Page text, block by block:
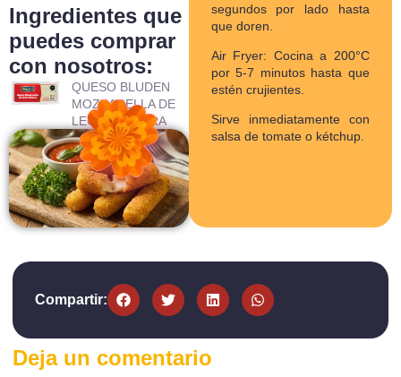
Ingredientes que
puedes comprar
con nosotros:
QUESO BLUDEN
MOZZARELLA DE
LECHE ENTERA
2.75 kg
segundos por lado hasta
que doren.
Air Fryer: Cocina a 200°C
por 5-7 minutos hasta que
estén crujientes.
Sirve inmediatamente con
salsa de tomate o kétchup.
Compartir:
Deja un comentario